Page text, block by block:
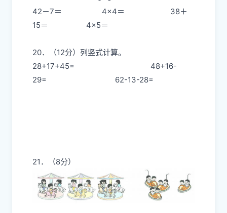
42－7＝ 4×4＝ 38＋
15＝ 4×5＝
20．（12分）列竖式计算。
28+17+45= 48+16-
29= 62-13-28=
21．（8分）